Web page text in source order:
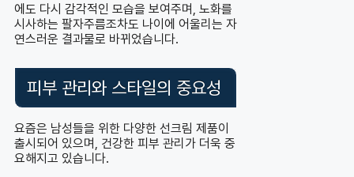
에도 다시 감각적인 모습을 보여주며, 노화를
시사하는 팔자주름조차도 나이에 어울리는 자
연스러운 결과물로 바뀌었습니다.
피부 관리와 스타일의 중요성
요즘은 남성들을 위한 다양한 선크림 제품이
출시되어 있으며, 건강한 피부 관리가 더욱 중
요해지고 있습니다.